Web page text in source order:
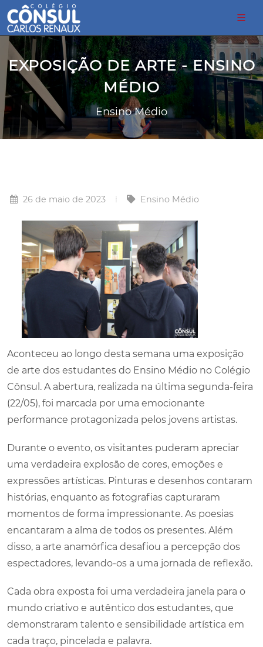
EXPOSIÇÃO DE ARTE - ENSINO
MÉDIO
Ensino Médio
26 de maio de 2023 Ensino Médio
Aconteceu ao longo desta semana uma exposição
de arte dos estudantes do Ensino Médio no Colégio
Cônsul. A abertura, realizada na última segunda-feira
(22/05), foi marcada por uma emocionante
performance protagonizada pelos jovens artistas.
Durante o evento, os visitantes puderam apreciar
uma verdadeira explosão de cores, emoções e
expressões artísticas. Pinturas e desenhos contaram
histórias, enquanto as fotografias capturaram
momentos de forma impressionante. As poesias
encantaram a alma de todos os presentes. Além
disso, a arte anamórfica desafiou a percepção dos
espectadores, levando-os a uma jornada de reflexão.
Cada obra exposta foi uma verdadeira janela para o
mundo criativo e autêntico dos estudantes, que
demonstraram talento e sensibilidade artística em
cada traço, pincelada e palavra.